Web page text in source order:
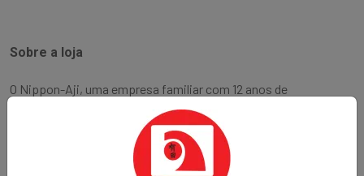
Sobre a loja
O Nippon-Aji, uma empresa familiar com 12 anos de
experiência, é especializada em produtos orientais e naturais.
Fundada no bairro Bigorrilho em Curitiba, temos o
compromisso de oferecer aos nossos clientes qualidade,
preços justos e um atendimento excepcional. Descubra a